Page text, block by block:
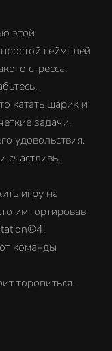
этой
геймплей
стресса.
катать шарик и
задачи,
удовольствия.
счастливы.
игру на
импортировав
команды
торопиться.